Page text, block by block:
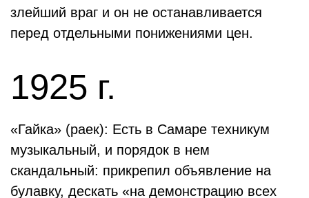
злейший враг и он не останавливается
перед отдельными понижениями цен.
1925 г.
«Гайка» (раек): Есть в Самаре техникум
музыкальный, и порядок в нем
скандальный: прикрепил объявление на
булавку, дескать «на демонстрацию всех